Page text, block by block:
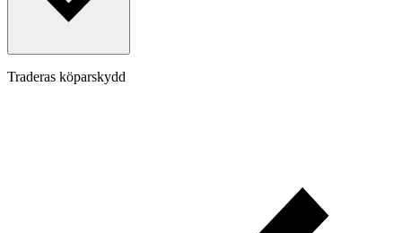
Traderas köparskydd